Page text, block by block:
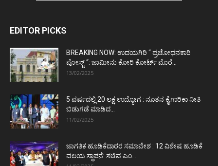
EDITOR PICKS
BREAKING NOW: ಉದಯಗಿರಿ “ ಪ್ರಚೋಧನಕಾರಿ
ಪೋಸ್ಟ್‌ “: ಜಾಮೀನು ಕೋರಿ ಕೋರ್ಟ್‌ ಮೊರೆ...
13/02/2025
5 ವರ್ಷದಲ್ಲಿ 20 ಲಕ್ಷ ಉದ್ಯೋಗ : ನೂತನ ಕೈಗಾರಿಕಾ ನೀತಿ
ಬಿಡುಗಡೆ ಮಾಡಿದ...
11/02/2025
ಜಾಗತಿಕ ಹೂಡಿಕೆದಾರರ ಸಮಾವೇಶ : 12 ವಿಶೇಷ ಹೂಡಿಕೆ
ವಲಯ ಸ್ಥಾಪನೆ: ಸಚಿವ ಎಂ...